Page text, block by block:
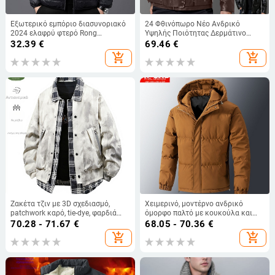
Εξωτερικό εμπόριο διασυνοριακό
2024 ελαφρύ φτερό Rong
βαμβακερό μπουφάν ανδρικό
κολάρο χειμωνιάτικο μπουφάν για
νέους και μεσήλικες άνδρες casual
32.39 €
add_shopping_cart
24 Φθινόπωρο Νέο Ανδρικό
Υψηλής Ποιότητας Δερμάτινο
Μπουφάν με Λεπτή Εφαρμογή και
Χιαστί Πέτο, Βρετανικό Δερμάτινο
Μπουφάν Ποδηλάτη
69.46 €
add_shopping_cart
Ζακέτα τζιν με 3D σχεδιασμό,
patchwork καρό, tie-dye, φαρδιά
γραμμή (Άνοιξη 2025)
70.28 - 71.67 €
add_shopping_cart
Χειμερινό, μοντέρνο ανδρικό
όμορφο παλτό με κουκούλα και
βαμβακερή επένδυση, παχουλό,
μεγάλο μέγεθος, ανθεκτικό στο
κρύο, ζεστό, βαμβακερό μπουφάν,
68.05 - 70.36 €
add_shopping_cart